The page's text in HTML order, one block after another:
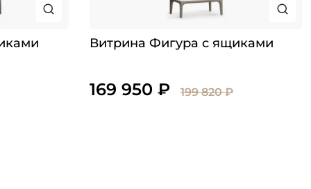
Витрина Фигура с ящиками
169 950 ₽ 199 820 ₽